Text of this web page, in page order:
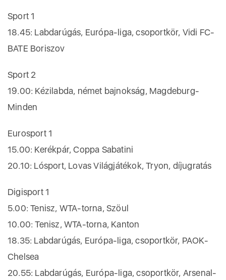
Sport 1
18.45: Labdarúgás, Európa-liga, csoportkör, Vidi FC-
BATE Boriszov
Sport 2
19.00: Kézilabda, német bajnokság, Magdeburg-
Minden
Eurosport 1
15.00: Kerékpár, Coppa Sabatini
20.10: Lósport, Lovas Világjátékok, Tryon, díjugratás
Digisport 1
5.00: Tenisz, WTA-torna, Szöul
10.00: Tenisz, WTA-torna, Kanton
18.35: Labdarúgás, Európa-liga, csoportkör, PAOK-
Chelsea
20.55: Labdarúgás, Európa-liga, csoportkör, Arsenal-